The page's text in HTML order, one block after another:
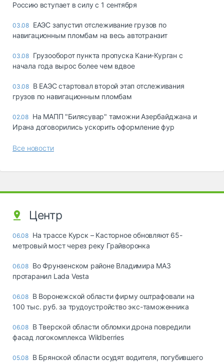
Россию вступает в силу с 1 сентября
03.08 ЕАЭС запустил отслеживание грузов по
навигационным пломбам на весь автотранзит
03.08 Грузооборот пункта пропуска Кани-Курган с
начала года вырос более чем вдвое
03.08 В ЕАЭС стартовал второй этап отслеживания
грузов по навигационным пломбам
02.08 На МАПП "Билясувар" таможни Азербайджана и
Ирана договорились ускорить оформление фур
Все новости
Центр
06.08 На трассе Курск – Касторное обновляют 65-
метровый мост через реку Грайворонка
06.08 Во Фрунзенском районе Владимира МАЗ
протаранил Lada Vesta
06.08 В Воронежской области фирму оштрафовали на
100 тыс. руб. за трудоустройство экс-таможенника
06.08 В Тверской области обломки дрона повредили
фасад логокомплекса Wildberries
05.08 В Брянской области осудят водителя, погубившего